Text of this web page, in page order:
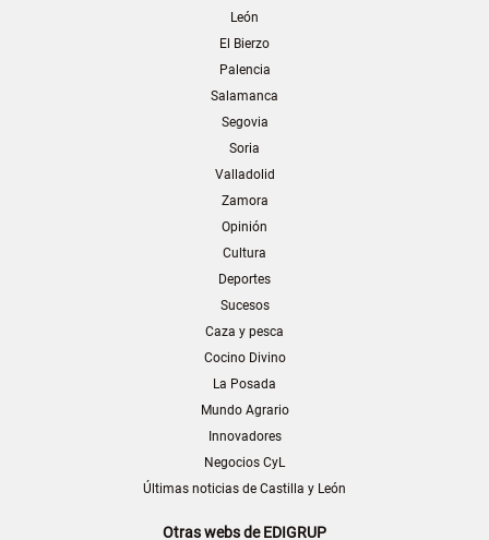
León
El Bierzo
Palencia
Salamanca
Segovia
Soria
Valladolid
Zamora
Opinión
Cultura
Deportes
Sucesos
Caza y pesca
Cocino Divino
La Posada
Mundo Agrario
Innovadores
Negocios CyL
Últimas noticias de Castilla y León
Otras webs de EDIGRUP